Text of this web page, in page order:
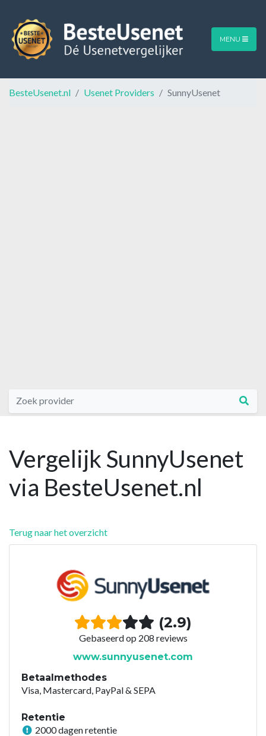
MENU
BesteUsenet.nl Usenet Providers SunnyUsenet
Vergelijk SunnyUsenet
via BesteUsenet.nl
Terug naar het overzicht
(2.9)
Gebaseerd op 208 reviews
www.sunnyusenet.com
Betaalmethodes
Visa, Mastercard, PayPal & SEPA
Retentie
2000 dagen retentie